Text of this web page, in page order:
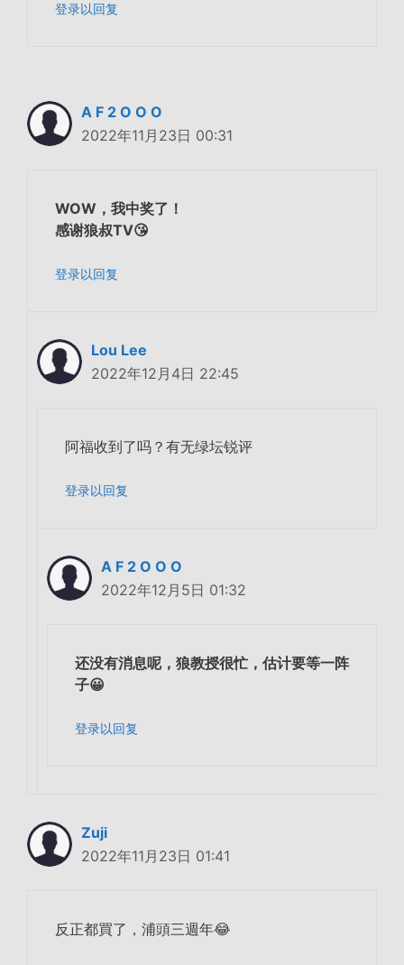
登录以回复
A F 2 O O O
2022年11月23日 00:31
WOW，我中奖了！
感谢狼叔TV😘
登录以回复
Lou Lee
2022年12月4日 22:45
阿福收到了吗？有无绿坛锐评
登录以回复
A F 2 O O O
2022年12月5日 01:32
还没有消息呢，狼教授很忙，估计要等一阵
子😀
登录以回复
Zuji
2022年11月23日 01:41
反正都買了，浦頭三週年😂